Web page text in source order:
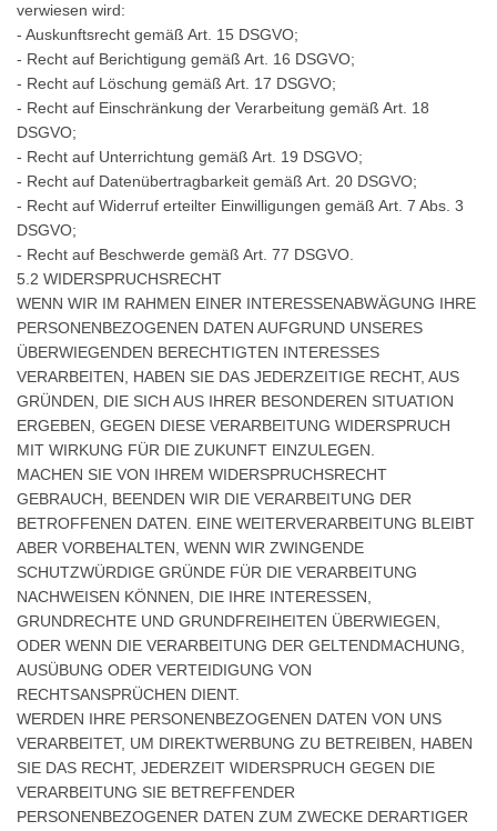
verwiesen wird:
- Auskunftsrecht gemäß Art. 15 DSGVO;
- Recht auf Berichtigung gemäß Art. 16 DSGVO;
- Recht auf Löschung gemäß Art. 17 DSGVO;
- Recht auf Einschränkung der Verarbeitung gemäß Art. 18
DSGVO;
- Recht auf Unterrichtung gemäß Art. 19 DSGVO;
- Recht auf Datenübertragbarkeit gemäß Art. 20 DSGVO;
- Recht auf Widerruf erteilter Einwilligungen gemäß Art. 7 Abs. 3
DSGVO;
- Recht auf Beschwerde gemäß Art. 77 DSGVO.
5.2 WIDERSPRUCHSRECHT
WENN WIR IM RAHMEN EINER INTERESSENABWÄGUNG IHRE
PERSONENBEZOGENEN DATEN AUFGRUND UNSERES
ÜBERWIEGENDEN BERECHTIGTEN INTERESSES
VERARBEITEN, HABEN SIE DAS JEDERZEITIGE RECHT, AUS
GRÜNDEN, DIE SICH AUS IHRER BESONDEREN SITUATION
ERGEBEN, GEGEN DIESE VERARBEITUNG WIDERSPRUCH
MIT WIRKUNG FÜR DIE ZUKUNFT EINZULEGEN.
MACHEN SIE VON IHREM WIDERSPRUCHSRECHT
GEBRAUCH, BEENDEN WIR DIE VERARBEITUNG DER
BETROFFENEN DATEN. EINE WEITERVERARBEITUNG BLEIBT
ABER VORBEHALTEN, WENN WIR ZWINGENDE
SCHUTZWÜRDIGE GRÜNDE FÜR DIE VERARBEITUNG
NACHWEISEN KÖNNEN, DIE IHRE INTERESSEN,
GRUNDRECHTE UND GRUNDFREIHEITEN ÜBERWIEGEN,
ODER WENN DIE VERARBEITUNG DER GELTENDMACHUNG,
AUSÜBUNG ODER VERTEIDIGUNG VON
RECHTSANSPRÜCHEN DIENT.
WERDEN IHRE PERSONENBEZOGENEN DATEN VON UNS
VERARBEITET, UM DIREKTWERBUNG ZU BETREIBEN, HABEN
SIE DAS RECHT, JEDERZEIT WIDERSPRUCH GEGEN DIE
VERARBEITUNG SIE BETREFFENDER
PERSONENBEZOGENER DATEN ZUM ZWECKE DERARTIGER